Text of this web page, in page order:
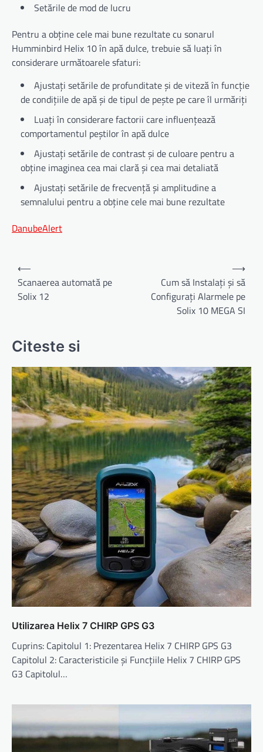
Setările de mod de lucru
Pentru a obține cele mai bune rezultate cu sonarul
Humminbird Helix 10 în apă dulce, trebuie să luați în
considerare următoarele sfaturi:
Ajustați setările de profunditate și de viteză în funcție
de condițiile de apă și de tipul de pește pe care îl urmăriți
Luați în considerare factorii care influențează
comportamentul peștilor în apă dulce
Ajustați setările de contrast și de culoare pentru a
obține imaginea cea mai clară și cea mai detaliată
Ajustați setările de frecvență și amplitudine a
semnalului pentru a obține cele mai bune rezultate
DanubeAlert
Navigare
în
articole
⟵
Scanaerea automată pe
Solix 12
Cum să Instalați și să
Configurați Alarmele pe
Solix 10 MEGA SI
⟶
Citeste si
Utilizarea Helix 7 CHIRP GPS G3
Cuprins: Capitolul 1: Prezentarea Helix 7 CHIRP GPS G3
Capitolul 2: Caracteristicile și Funcțiile Helix 7 CHIRP GPS
G3 Capitolul…